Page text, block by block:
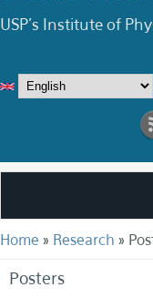
USP's Institute of
You are here
Home » Research »
Posters